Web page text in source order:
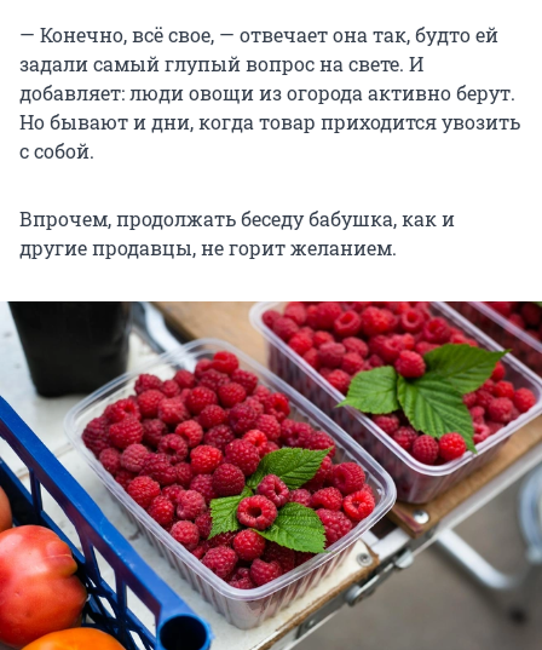
— Конечно, всё свое, — отвечает она так, будто ей
задали самый глупый вопрос на свете. И
добавляет: люди овощи из огорода активно берут.
Но бывают и дни, когда товар приходится увозить
с собой.
Впрочем, продолжать беседу бабушка, как и
другие продавцы, не горит желанием.